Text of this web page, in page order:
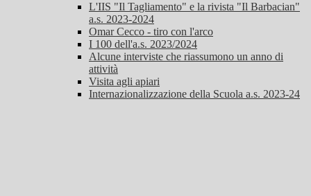
L'IIS "Il Tagliamento" e la rivista "Il Barbacian"
a.s. 2023-2024
Omar Cecco - tiro con l'arco
I 100 dell'a.s. 2023/2024
Alcune interviste che riassumono un anno di
attività
Visita agli apiari
Internazionalizzazione della Scuola a.s. 2023-24